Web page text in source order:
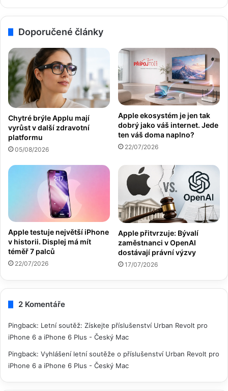
bo
ub
Doporučené články
Chytré brýle Applu mají
vyrůst v další zdravotní
platformu
05/08/2026
Apple ekosystém je jen tak
dobrý jako váš internet. Jede
ten váš doma naplno?
22/07/2026
Apple testuje největší iPhone
v historii. Displej má mít
téměř 7 palců
22/07/2026
Apple přitvrzuje: Bývalí
zaměstnanci v OpenAI
dostávají právní výzvy
17/07/2026
2 Komentáře
Pingback: Letní soutěž: Získejte příslušenství Urban Revolt pro
iPhone 6 a iPhone 6 Plus - Český Mac
Pingback: Vyhlášení letní soutěže o příslušenství Urban Revolt pro
iPhone 6 a iPhone 6 Plus - Český Mac